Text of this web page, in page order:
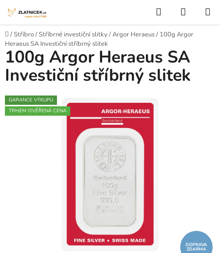
Hledat
Domů
/Stříbro/Stříbrné investiční slitky/Argor Heraeus/ 100g Argor
Heraeus SA Investiční stříbrný slitek
100g Argor Heraeus SA
Investiční stříbrný slitek
GARANCE VÝKUPU
TRHEM OVĚŘENÁ CENA
DOPRAVA
ZDARMA